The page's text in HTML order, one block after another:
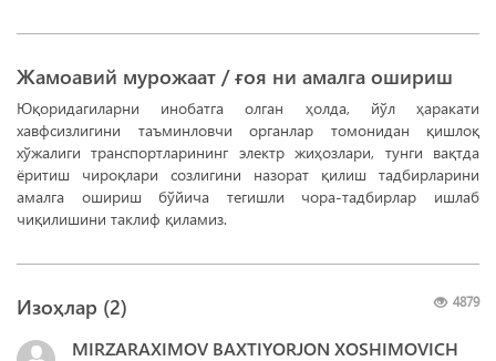
Жамоавий мурожаат / ғоя ни амалга ошириш
Юқоридагиларни инобатга олган ҳолда, йўл ҳаракати
хавфсизлигини таъминловчи органлар томонидан қишлоқ
хўжалиги транспортларининг электр жиҳозлари, тунги вақтда
ёритиш чироқлари созлигини назорат қилиш тадбирларини
амалга ошириш бўйича тегишли чора-тадбирлар ишлаб
чиқилишини таклиф қиламиз.
4879
Изоҳлар (2)
MIRZARAXIMOV BAXTIYORJON XOSHIMOVICH